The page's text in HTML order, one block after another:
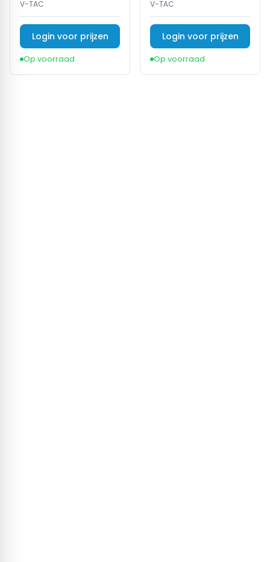
Zwart
V-TAC
Login voor prijzen
Op voorraad
V-TAC
Login voor prijzen
Op voorraad